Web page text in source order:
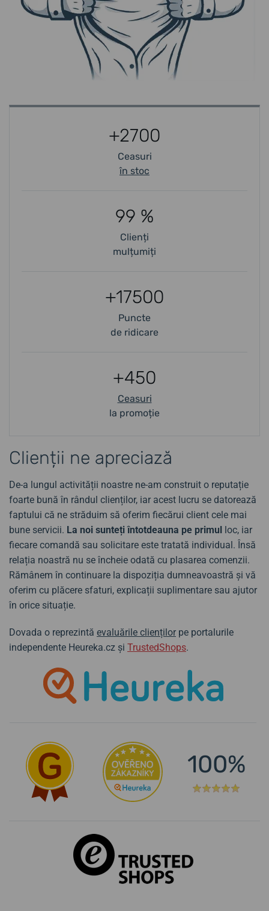
+2700
Ceasuri
în stoc
99 %
Clienți
mulțumiți
+17500
Puncte
de ridicare
+450
Ceasuri
la promoție
Clienții ne apreciază
De-a lungul activității noastre ne-am construit o reputație
foarte bună în rândul clienților, iar acest lucru se datorează
faptului că ne străduim să oferim fiecărui client cele mai
bune servicii. La noi sunteți întotdeauna pe primul loc, iar
fiecare comandă sau solicitare este tratată individual. Însă
relația noastră nu se încheie odată cu plasarea comenzii.
Rămânem în continuare la dispoziția dumneavoastră și vă
oferim cu plăcere sfaturi, explicații suplimentare sau ajutor
în orice situație.
Dovada o reprezintă evaluările clienților pe portalurile
independente Heureka.cz și TrustedShops.
100%